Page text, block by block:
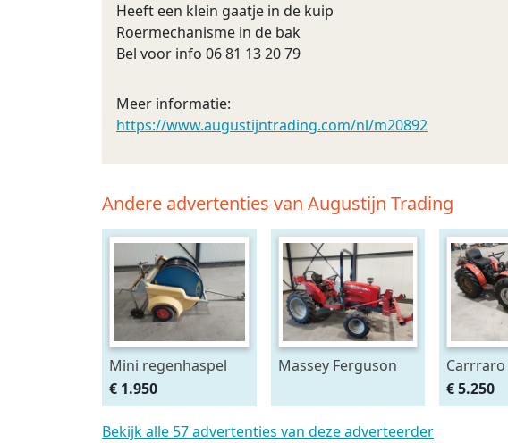
Heeft een klein gaatje in de kuip
Roermechanisme in de bak
Bel voor info 06 81 13 20 79
Meer informatie:
https://www.augustijntrading.com/nl/m20892
Andere advertenties van Augustijn Trading
Mini regenhaspel
€ 1.950
Massey Ferguson
Carrraro
€ 5.250
Bekijk alle 57 advertenties van deze adverteerder